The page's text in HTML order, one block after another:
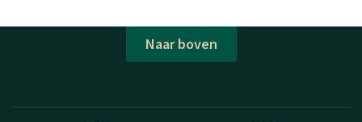
Naar boven